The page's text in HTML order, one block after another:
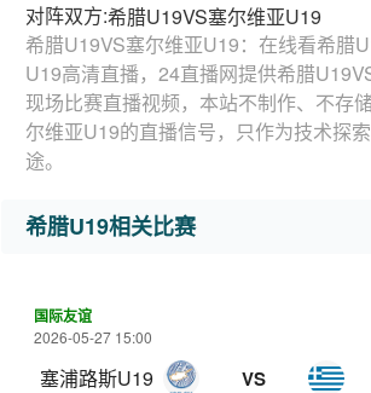
对阵双方:希腊U19VS塞尔维亚U19
希腊U19VS塞尔维亚U19：在线看希腊
U19高清直播，24直播网提供希腊
现场比赛直播视频，本站不制作、不存
尔维亚U19的直播信号，只作为技术探
途。
希腊U19相关比赛
国际友谊
2026-05-27 15:00
塞浦路斯U19 VS